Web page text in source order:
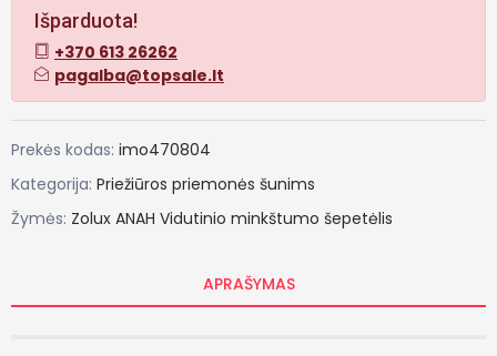
Išparduota!
+370 613 26262
pagalba@topsale.lt
Prekės kodas: imo470804
Kategorija: Priežiūros priemonės šunims
Žymės: Zolux ANAH Vidutinio minkštumo šepetėlis
APRAŠYMAS